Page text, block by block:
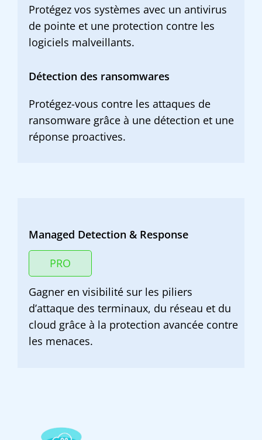
Protégez vos systèmes avec un antivirus
de pointe et une protection contre les
logiciels malveillants.
Détection des ransomwares
Protégez-vous contre les attaques de
ransomware grâce à une détection et une
réponse proactives.
Managed Detection & Response
PRO
Gagner en visibilité sur les piliers
d’attaque des terminaux, du réseau et du
cloud grâce à la protection avancée contre
les menaces.